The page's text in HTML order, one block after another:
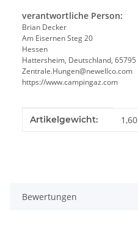
verantwortliche Person:
Brian Decker
Am Eisernen Steg 20
Hessen
Hattersheim, Deutschland, 65795
Zentrale.Hungen@newellco.com
https://www.campingaz.com
Produkteigenschaft
Wert
Artikelgewicht: 1,60
Bewertungen